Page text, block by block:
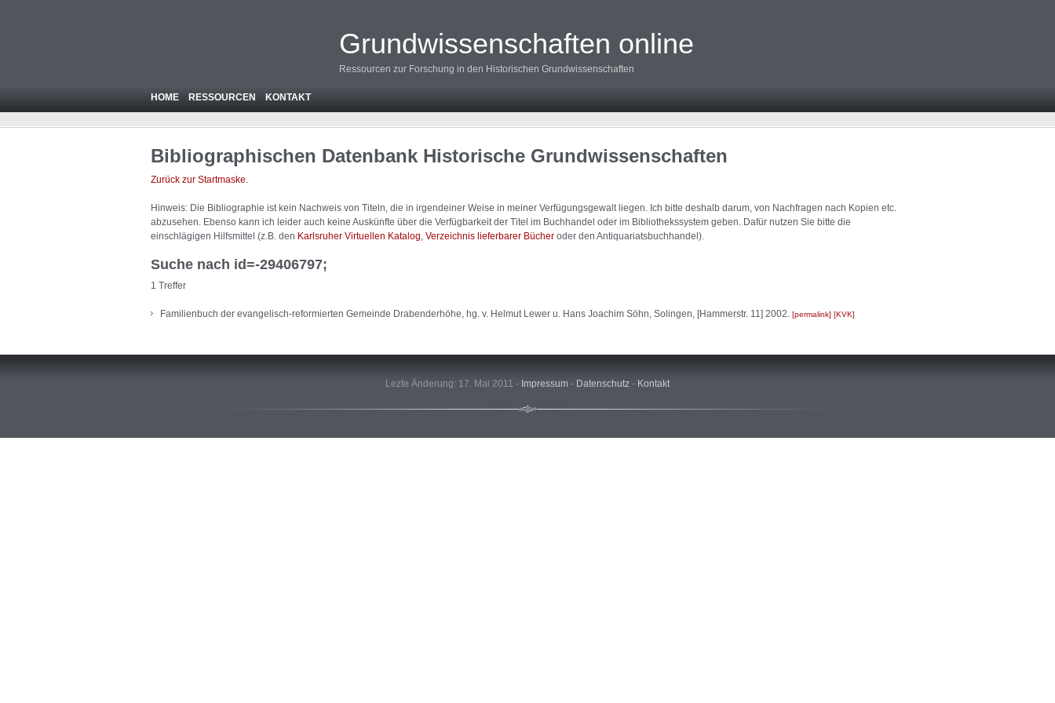
Grundwissenschaften online
Ressourcen zur Forschung in den Historischen Grundwissenschaften
HOME RESSOURCEN KONTAKT
Bibliographischen Datenbank Historische Grundwissenschaften
Zurück zur Startmaske.
Hinweis: Die Bibliographie ist kein Nachweis von Titeln, die in irgendeiner Weise in meiner Verfügungsgewalt liegen. Ich bitte deshalb darum, von Nachfragen nach Kopien etc.
abzusehen. Ebenso kann ich leider auch keine Auskünfte über die Verfügbarkeit der Titel im Buchhandel oder im Bibliothekssystem geben. Dafür nutzen Sie bitte die
einschlägigen Hilfsmittel (z.B. den Karlsruher Virtuellen Katalog Verzeichnis lieferbarer Bücher oder den Antiquariatsbuchhandel).
Suche nach id=-29406797;
1 Treffer
Familienbuch der evangelisch-reformierten Gemeinde Drabenderhöhe, hg. v. Helmut Lewer u. Hans Joachim Söhn, Solingen, [Hammerstr. 11] 2002. permalink KVK
Lezte Änderung: 17. Mai 2011 - Impressum - Datenschutz - Kontakt